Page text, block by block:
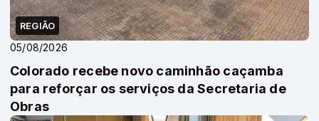
REGIÃO
05/08/2026
Colorado recebe novo caminhão caçamba
para reforçar os serviços da Secretaria de
Obras